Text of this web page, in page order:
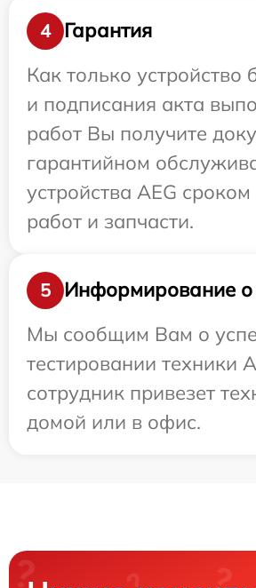
4
Гарантия
Как только устройство
и подписания акта
работ Вы получите
гарантийном
устройства AEG
работ и запчасти.
5
Информирование о
Мы сообщим Вам о
тестировании техники
сотрудник привезет
домой или в офис.